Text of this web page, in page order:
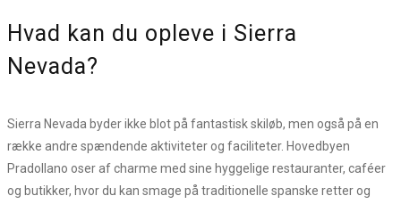
Hvad kan du opleve i Sierra
Nevada?
Sierra Nevada byder ikke blot på fantastisk skiløb, men også på en
række andre spændende aktiviteter og faciliteter. Hovedbyen
Pradollano oser af charme med sine hyggelige restauranter, caféer
og butikker, hvor du kan smage på traditionelle spanske retter og